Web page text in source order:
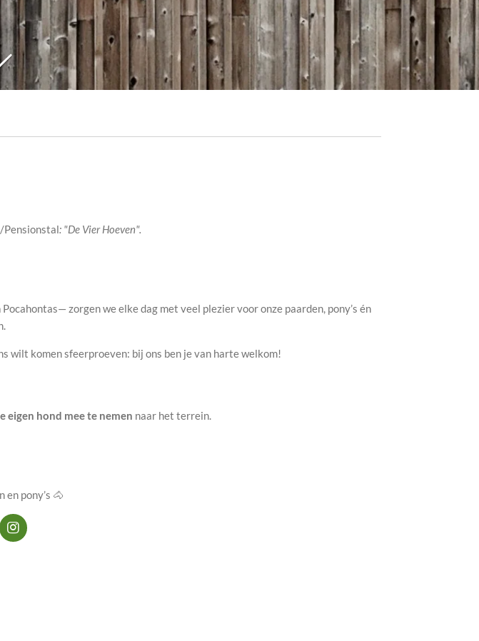
Pensionstal: "De Vier Hoeven".
zorgen we elke dag met veel plezier voor onze paarden, pony’s én
wilt komen sfeerproeven: bij ons ben je van harte welkom!
eigen hond mee te nemen naar het terrein.
pony’s 🐴
I
n